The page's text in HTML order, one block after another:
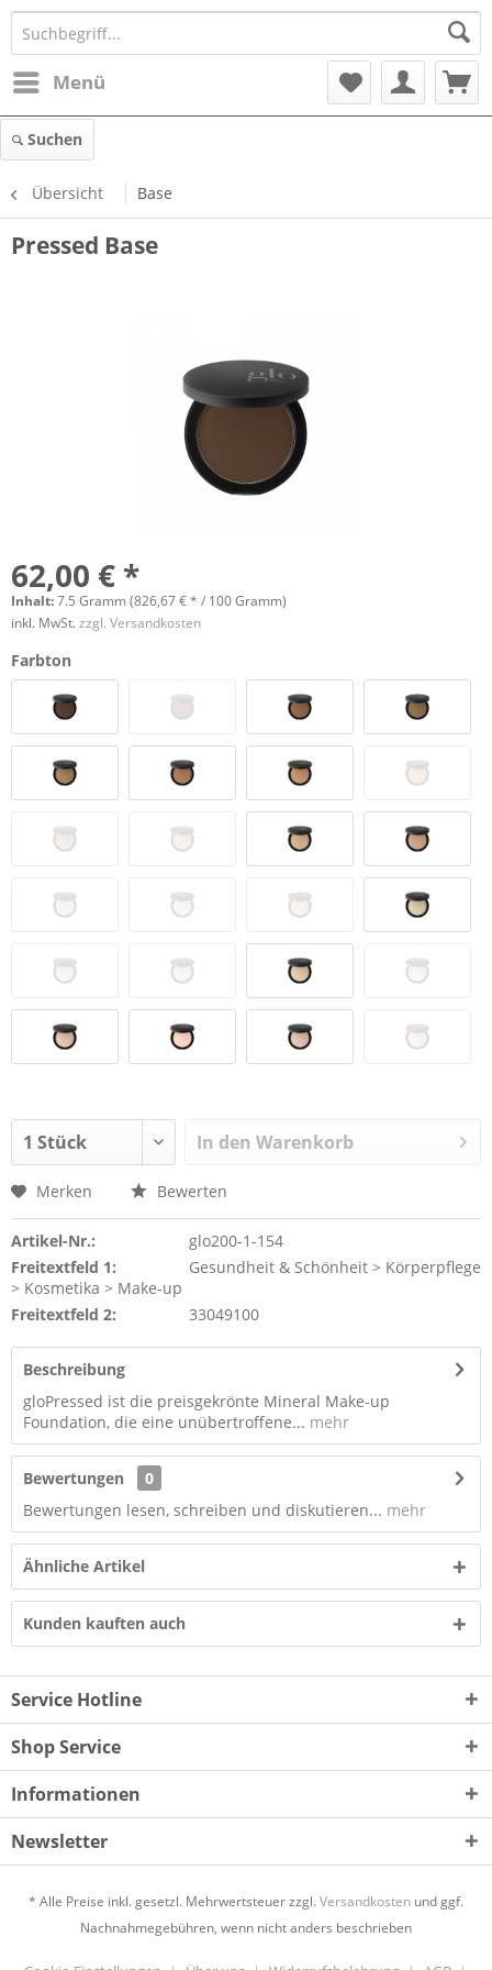
Menü
Suchen
Übersicht Base
Pressed Base
62,00 € *
Inhalt:7.5 Gramm (826,67 € * / 100 Gramm)
inkl. MwSt.zzgl. Versandkosten
Farbton
In den Warenkorb
Merken Bewerten
Artikel-Nr.:
glo200-1-154
Freitextfeld 1:
Gesundheit & Schönheit > Körperpflege
> Kosmetika > Make-up
Freitextfeld 2:
33049100
Beschreibung
gloPressed ist die preisgekrönte Mineral Make-up
Foundation, die eine unübertroffene... mehr
Bewertungen
0
Bewertungen lesen, schreiben und diskutieren... mehr
Ähnliche Artikel
Kunden kauften auch
Service Hotline
Shop Service
Informationen
Newsletter
* Alle Preise inkl. gesetzl. Mehrwertsteuer zzgl.Versandkosten und ggf.
Nachnahmegebühren, wenn nicht anders beschrieben